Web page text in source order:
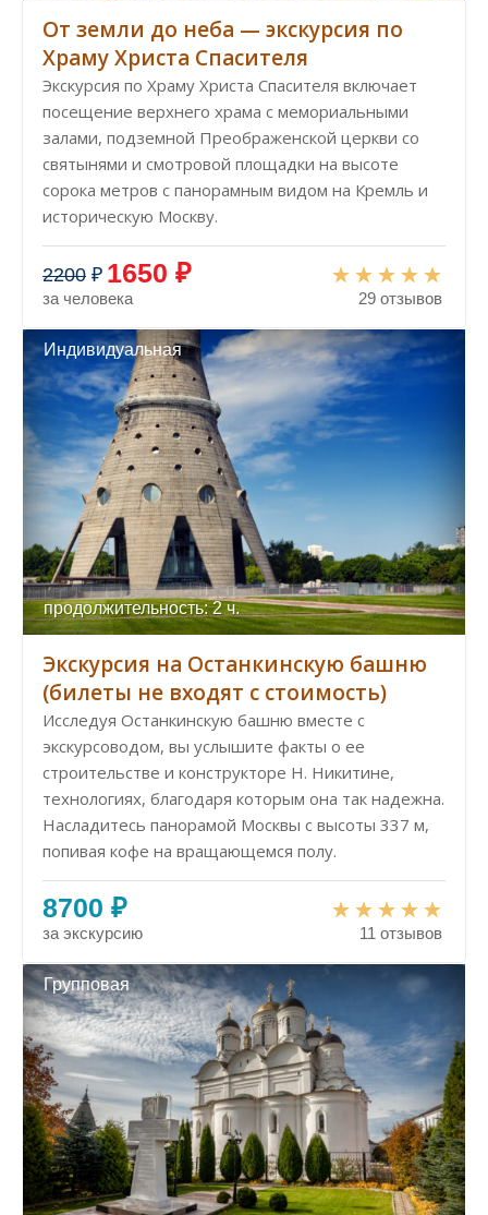
От земли до неба — экскурсия по
Храму Христа Спасителя
Экскурсия по Храму Христа Спасителя включает
посещение верхнего храма с мемориальными
залами, подземной Преображенской церкви со
святынями и смотровой площадки на высоте
сорока метров с панорамным видом на Кремль и
историческую Москву.
2200 ₽ 1650 ₽
за человека 29 отзывов
Индивидуальная
продолжительность: 2 ч.
Экскурсия на Останкинскую башню
(билеты не входят с стоимость)
Исследуя Останкинскую башню вместе с
экскурсоводом, вы услышите факты о ее
строительстве и конструкторе Н. Никитине,
технологиях, благодаря которым она так надежна.
Насладитесь панорамой Москвы с высоты 337 м,
попивая кофе на вращающемся полу.
8700 ₽
за экскурсию 11 отзывов
Групповая